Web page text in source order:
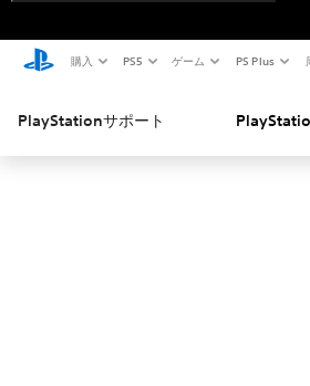
購入 PS5 ゲーム PS Plus
PlayStationサポート